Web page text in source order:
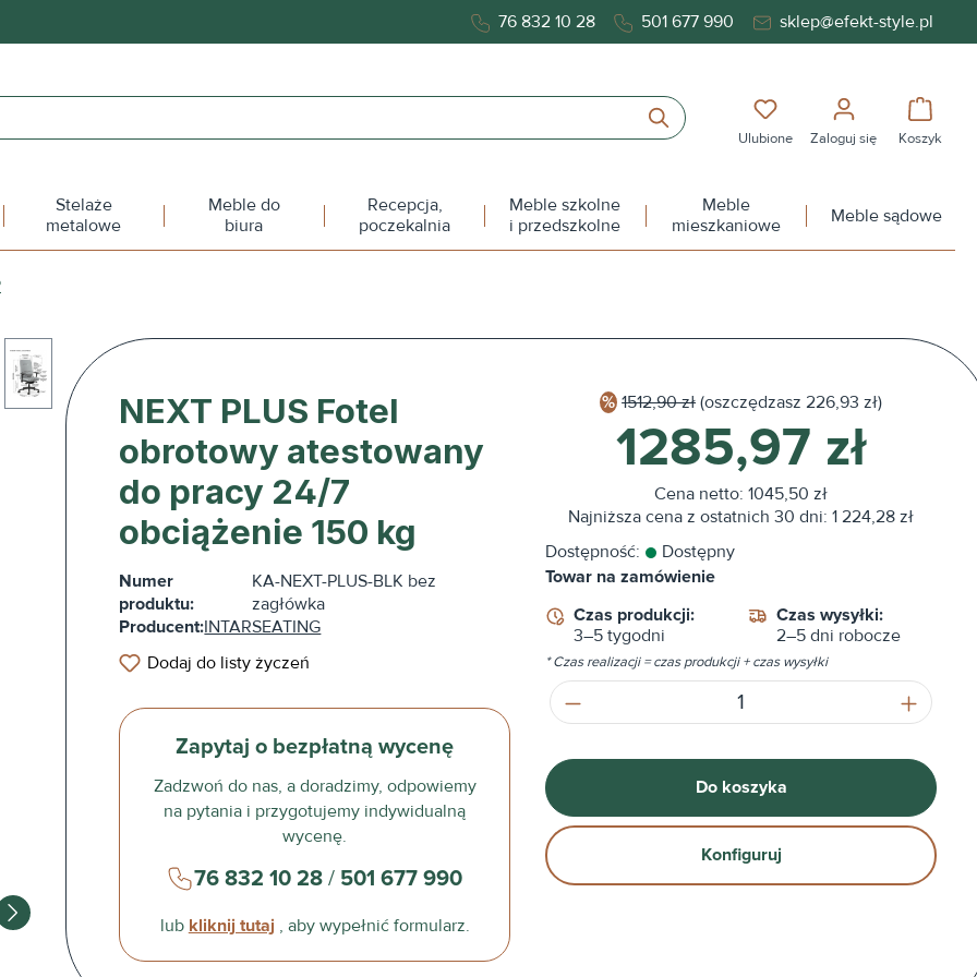
76 832 10 28 501 677 990 sklep@efekt-style.pl
Masz 0 przedmioty na
Ulubione Zaloguj się Koszyk
Stelaże
metalowe
Meble do
biura
Recepcja,
poczekalnia
Meble szkolne
i przedszkolne
Meble
mieszkaniowe
Meble sądowe
NEXT PLUS Fotel
obrotowy atestowany
do pracy 24/7
obciążenie 150 kg
Numer
produktu:
KA-NEXT-PLUS-BLK bez
zagłówka
Producent:INTARSEATING
Dodaj do listy życzeń
Zapytaj o bezpłatną wycenę
Zadzwoń do nas, a doradzimy, odpowiemy
na pytania i przygotujemy indywidualną
wycenę.
76 832 10 28 / 501 677 990
lub kliknij tutaj , aby wypełnić formularz.
1512,90 zł (oszczędzasz 226,93 zł)
1285,97 zł
Cena netto: 1045,50 zł
Najniższa cena z ostatnich 30 dni: 1 224,28 zł
Dostępność:
Dostępny
Towar na zamówienie
Czas produkcji:
3–5 tygodni
Czas wysyłki:
2–5 dni robocze
* Czas realizacji = czas produkcji + czas wysyłki
Ilość produktu: Wprowadź żądaną
Do koszyka
Konfiguruj